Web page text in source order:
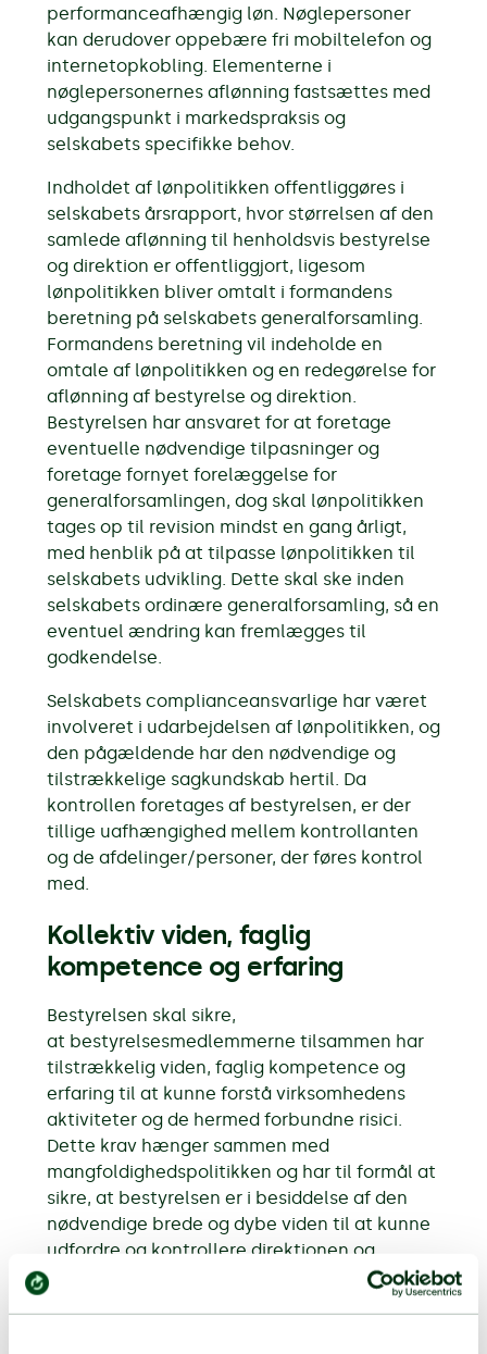
performanceafhængig løn. Nøglepersoner
kan derudover oppebære fri mobiltelefon og
internetopkobling. Elementerne i
nøglepersonernes aflønning fastsættes med
udgangspunkt i markedspraksis og
selskabets specifikke behov.
Indholdet af lønpolitikken offentliggøres i
selskabets årsrapport, hvor størrelsen af den
samlede aflønning til henholdsvis bestyrelse
og direktion er offentliggjort, ligesom
lønpolitikken bliver omtalt i formandens
beretning på selskabets generalforsamling.
Formandens beretning vil indeholde en
omtale af lønpolitikken og en redegørelse for
aflønning af bestyrelse og direktion.
Bestyrelsen har ansvaret for at foretage
eventuelle nødvendige tilpasninger og
foretage fornyet forelæggelse for
generalforsamlingen, dog skal lønpolitikken
tages op til revision mindst en gang årligt,
med henblik på at tilpasse lønpolitikken til
selskabets udvikling. Dette skal ske inden
selskabets ordinære generalforsamling, så en
eventuel ændring kan fremlægges til
godkendelse.
Selskabets complianceansvarlige har været
involveret i udarbejdelsen af lønpolitikken, og
den pågældende har den nødvendige og
tilstrækkelige sagkundskab hertil. Da
kontrollen foretages af bestyrelsen, er der
tillige uafhængighed mellem kontrollanten
og de afdelinger/personer, der føres kontrol
med.
Kollektiv viden, faglig
kompetence og erfaring
Bestyrelsen skal sikre,
at bestyrelsesmedlemmerne tilsammen har
tilstrækkelig viden, faglig kompetence og
erfaring til at kunne forstå virksomhedens
aktiviteter og de hermed forbundne risici.
Dette krav hænger sammen med
mangfoldighedspolitikken og har til formål at
sikre, at bestyrelsen er i besiddelse af den
nødvendige brede og dybe viden til at kunne
udfordre og kontrollere direktionen og
dermed sikre, at den daglige drift er i